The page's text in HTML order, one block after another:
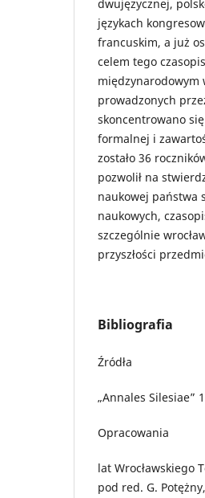
dwujęzycznej,
językach
francuskim, a już
celem tego
międzynarodowym
prowadzonych
skoncentrowano
formalnej i
zostało 36
pozwolił na
naukowej państwa
naukowych,
szczególnie
przyszłości
Bibliografia
Źródła
„Annales Silesiae”
Opracowania
lat Wrocławskiego
pod red. G.